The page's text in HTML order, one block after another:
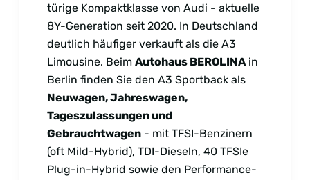
türige Kompaktklasse von Audi - aktuelle
8Y-Generation seit 2020. In Deutschland
deutlich häufiger verkauft als die A3
Limousine. Beim Autohaus BEROLINAin
Berlin finden Sie den A3 Sportback als
Neuwagen, Jahreswagen,
Tageszulassungen und
Gebrauchtwagen - mit TFSI-Benzinern
(oft Mild-Hybrid), TDI-Dieseln, 40 TFSIe
Plug-in-Hybrid sowie den Performance-